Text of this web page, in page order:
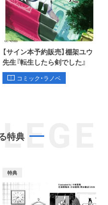
【サイン本予約販売】棚架ユウ
先生『転生したら剣でした』
コミック・ラノベ
特典
特典